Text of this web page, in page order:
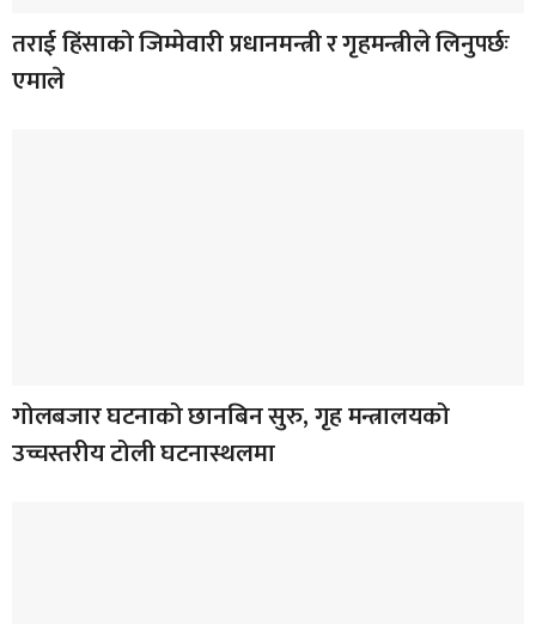
तराई हिंसाको जिम्मेवारी प्रधानमन्त्री र गृहमन्त्रीले लिनुपर्छः
एमाले
गोलबजार घटनाको छानबिन सुरु, गृह मन्त्रालयको
उच्चस्तरीय टोली घटनास्थलमा